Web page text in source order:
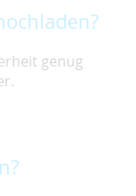
genug